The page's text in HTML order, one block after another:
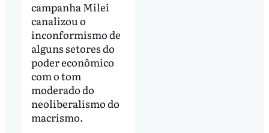
campanha Milei
canalizou o
inconformismo de
alguns setores do
poder econômico
com o tom
moderado do
neoliberalismo do
macrismo.